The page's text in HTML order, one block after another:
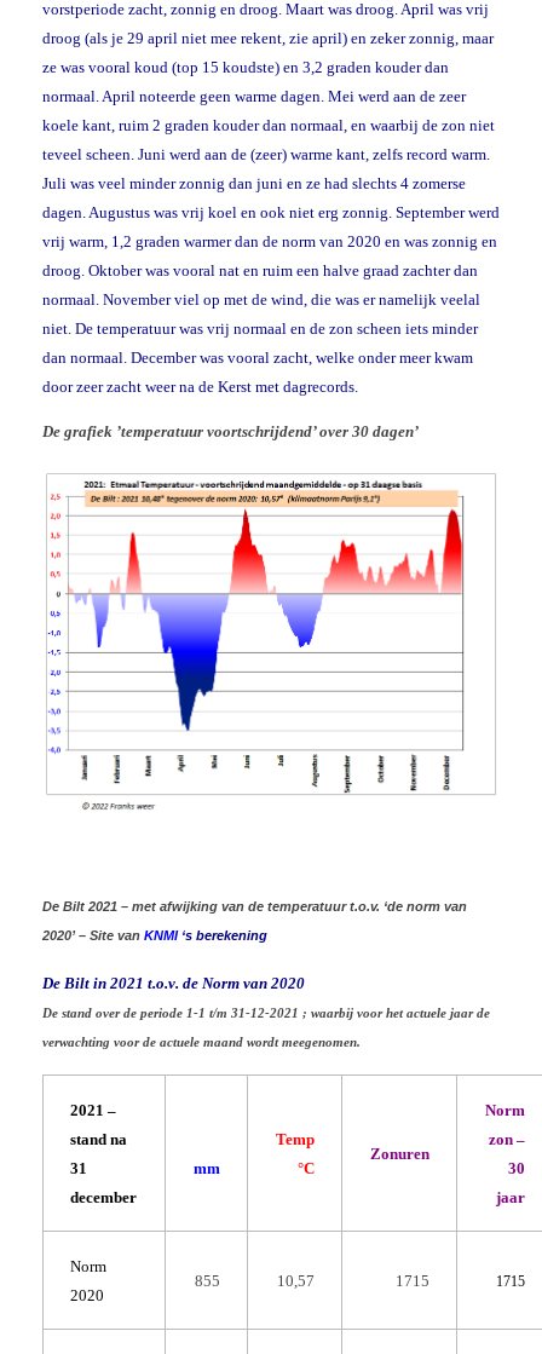
vorstperiode zacht, zonnig en droog. Maart was droog. April was vrij
droog (als je 29 april niet mee rekent, zie april) en zeker zonnig, maar
ze was vooral koud (top 15 koudste) en 3,2 graden kouder dan
normaal. April noteerde geen warme dagen. Mei werd aan de zeer
koele kant, ruim 2 graden kouder dan normaal, en waarbij de zon niet
teveel scheen. Juni werd aan de (zeer) warme kant, zelfs record warm.
Juli was veel minder zonnig dan juni en ze had slechts 4 zomerse
dagen. Augustus was vrij koel en ook niet erg zonnig. September werd
vrij warm, 1,2 graden warmer dan de norm van 2020 en was zonnig en
droog. Oktober was vooral nat en ruim een halve graad zachter dan
normaal. November viel op met de wind, die was er namelijk veelal
niet. De temperatuur was vrij normaal en de zon scheen iets minder
dan normaal. December was vooral zacht, welke onder meer kwam
door zeer zacht weer na de Kerst met dagrecords.
De grafiek ’temperatuur voortschrijdend’ over 30 dagen’
De Bilt 2021 – met afwijking van de temperatuur t.o.v. ‘de norm van
2020’ – Site van KNMI‘s berekening
De Bilt in 2021 t.o.v. de Norm van 2020
De stand over de periode 1-1 t/m 31-12-2021 ; waarbij voor het actuele jaar de
verwachting voor de actuele maand wordt meegenomen.
2021 –
stand na
31
december
mm
Temp
°C
Zonuren
Norm
zon –
30
jaar
Norm
2020
855 10,57 1715 1715